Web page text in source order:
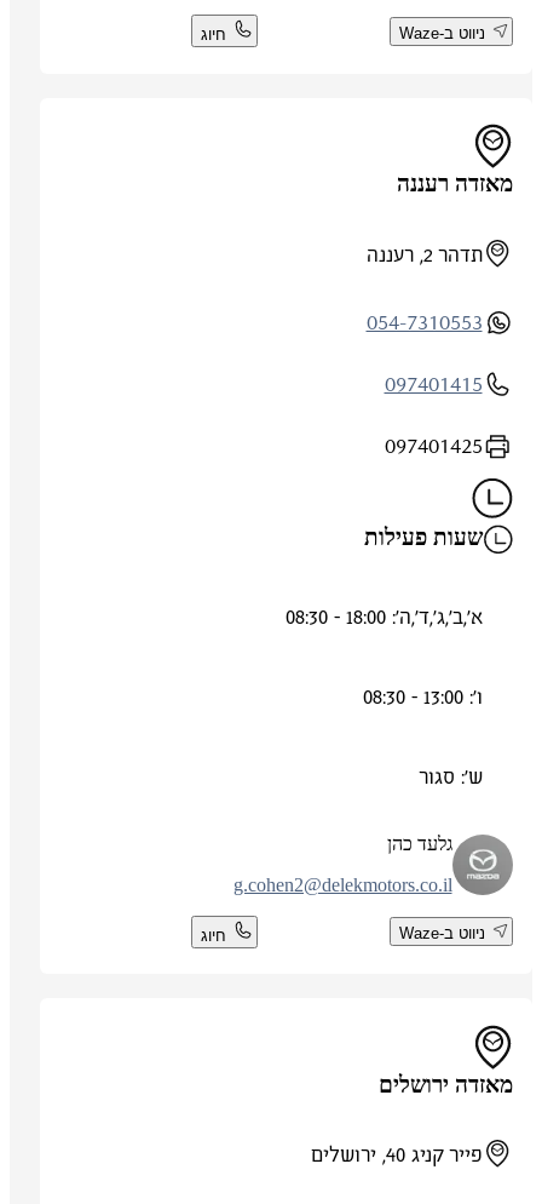
ניווט ב-Waze חיוג
מאזדה רעננה
תדהר 2, רעננה
054-7310553
097401415
097401425
שעות פעילות
א',ב',ג',ד',ה': 18:00 - 08:30
ש': סגור
גלעד כהן
g.cohen2@delekmotors.co.il
ניווט ב-Waze חיוג
מאזדה ירושלים
פייר קניג 40, ירושלים